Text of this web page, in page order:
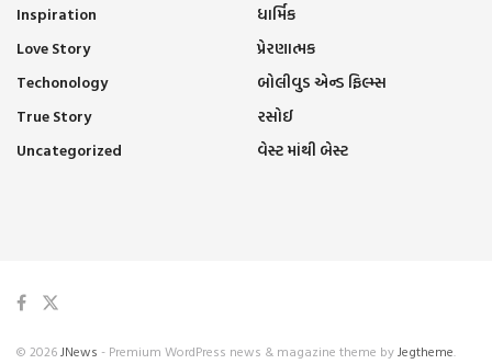
Inspiration
Love Story
Techonology
True Story
Uncategorized
ધાર્મિક
પ્રેરણાત્મક
બોલીવુડ એન્ડ ફિલ્મ્સ
રસોઈ
વેસ્ટ માંથી બેસ્ટ
© 2026 JNews - Premium WordPress news & magazine theme by Jegtheme